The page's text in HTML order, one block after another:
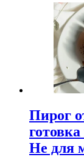
Пирог
Не для